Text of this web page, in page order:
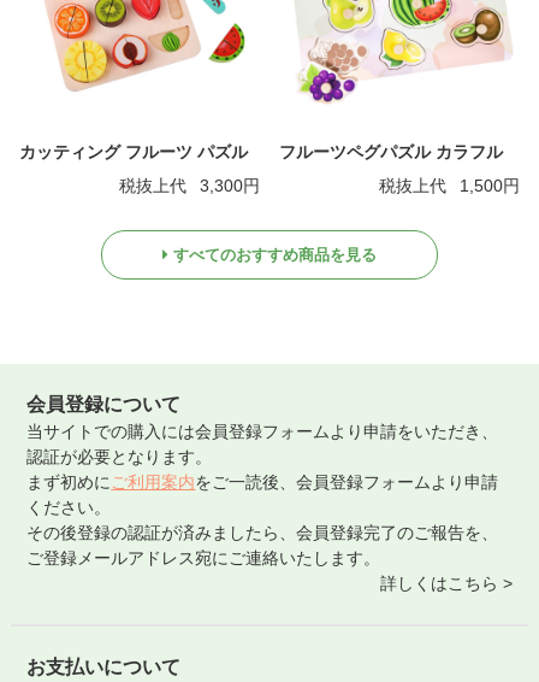
カッティング フルーツ パズル
税抜上代
3,300円
フルーツペグパズル カラフル
税抜上代
1,500円
すべてのおすすめ商品を見る
会員登録について
当サイトでの購入には会員登録フォームより申請をいただき、
認証が必要となります。
まず初めにご利用案内をご一読後、会員登録フォームより申請
ください。
その後登録の認証が済みましたら、会員登録完了のご報告を、
ご登録メールアドレス宛にご連絡いたします。
詳しくはこちら >
お支払いについて